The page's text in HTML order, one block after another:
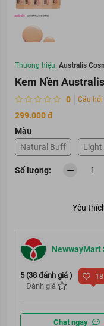
Thương hiệu: Australis
Kem Nền
0 Câu
299.000 đ
Màu
Natural Buff
Light
Số lượng:
NewwayMart
5 (38 đánh giá )
Đánh giá
18
Chat ngay
Yêu